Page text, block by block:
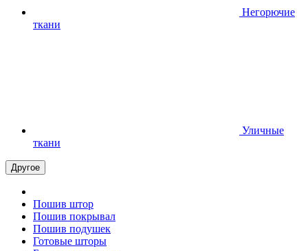
Негорючие
ткани
Уличные
ткани
Другое
Пошив штор
Пошив покрывал
Пошив подушек
Готовые шторы